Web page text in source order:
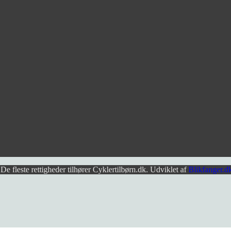
De fleste rettigheder tilhører Cyklertilbørn.dk. Udviklet af